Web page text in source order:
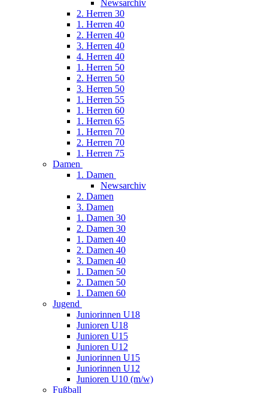
Newsarchiv
2. Herren 30
1. Herren 40
2. Herren 40
3. Herren 40
4. Herren 40
1. Herren 50
2. Herren 50
3. Herren 50
1. Herren 55
1. Herren 60
1. Herren 65
1. Herren 70
2. Herren 70
1. Herren 75
Damen
1. Damen
Newsarchiv
2. Damen
3. Damen
1. Damen 30
2. Damen 30
1. Damen 40
2. Damen 40
3. Damen 40
1. Damen 50
2. Damen 50
1. Damen 60
Jugend
Juniorinnen U18
Junioren U18
Junioren U15
Junioren U12
Juniorinnen U15
Juniorinnen U12
Junioren U10 (m/w)
Fußball